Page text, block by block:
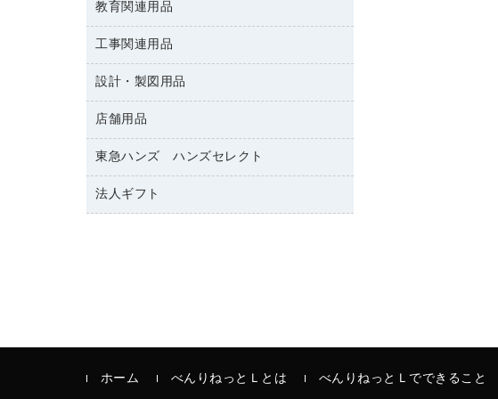
ゴミ袋
キッチン用品
各種用紙
ルーズリーフ
レターファイル
リングファイル
プレゼン用ファイル
ファイルボックス
パイプ式ファイル
その他ファイル
カードケース
修正テープ
鉛筆
マーキングペン（油性）
マーキングペン（水性）
ボールペン（油性）
保管・整理用品
壁面／足元収納
備品／小物ケース
透明テープ 事務用
電話台
液体のり
印章用品
保健用品
使い捨て手袋
感染症対策用品
介護用品
医療関連用品
教育関連用品
教育関連用品
工事関連用品
工事関連用品
設計・製図用品
設計・製図用品
店舗用品
店舗運営用品
陳列什器
紙手提げ袋
ＰＯＰ用品
東急ハンズ ハンズセレクト
東急ハンズ
法人ギフト
ホーム べんりねっとＬとは べんりねっとＬでできること